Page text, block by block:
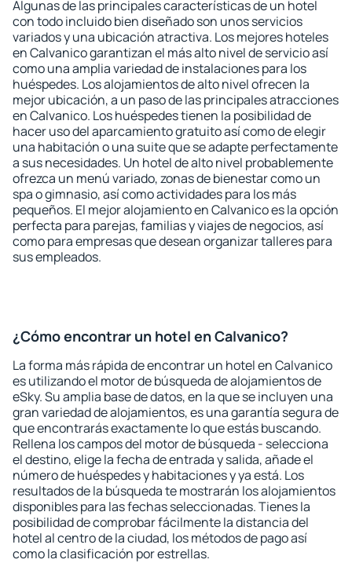
Algunas de las principales características de un hotel
con todo incluido bien diseñado son unos servicios
variados y una ubicación atractiva. Los mejores hoteles
en Calvanico garantizan el más alto nivel de servicio así
como una amplia variedad de instalaciones para los
huéspedes. Los alojamientos de alto nivel ofrecen la
mejor ubicación, a un paso de las principales atracciones
en Calvanico. Los huéspedes tienen la posibilidad de
hacer uso del aparcamiento gratuito así como de elegir
una habitación o una suite que se adapte perfectamente
a sus necesidades. Un hotel de alto nivel probablemente
ofrezca un menú variado, zonas de bienestar como un
spa o gimnasio, así como actividades para los más
pequeños. El mejor alojamiento en Calvanico es la opción
perfecta para parejas, familias y viajes de negocios, así
como para empresas que desean organizar talleres para
sus empleados.
¿Cómo encontrar un hotel en Calvanico?
La forma más rápida de encontrar un hotel en Calvanico
es utilizando el motor de búsqueda de alojamientos de
eSky. Su amplia base de datos, en la que se incluyen una
gran variedad de alojamientos, es una garantía segura de
que encontrarás exactamente lo que estás buscando.
Rellena los campos del motor de búsqueda - selecciona
el destino, elige la fecha de entrada y salida, añade el
número de huéspedes y habitaciones y ya está. Los
resultados de la búsqueda te mostrarán los alojamientos
disponibles para las fechas seleccionadas. Tienes la
posibilidad de comprobar fácilmente la distancia del
hotel al centro de la ciudad, los métodos de pago así
como la clasificación por estrellas.